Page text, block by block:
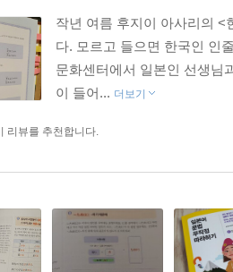
같은 다양한 코너가 있어 일본어에
씬 자세하고 꼼꼼하게 설명한 총 7시
들의 한마디
게 이해할 수 있는 설명!
부할 수 있었습니다. 개인적으로는
다고 할까요. 또 사역형, 수동형,
부분들이었는데 이번에 분명히 알
작년 여름 후지이 아사리의 <
다. 모르고 들으면 한국인 인
문화센터에서 일본인 선생님
이 들어... 더보기
리뷰를 추천합니다.